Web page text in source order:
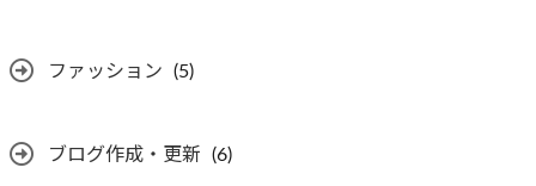
ファッション (5)
ブログ作成・更新 (6)